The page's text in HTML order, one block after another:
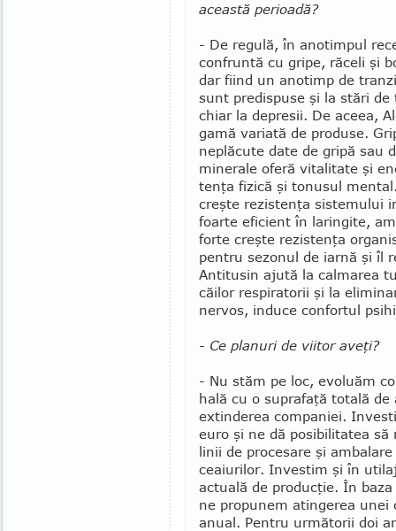
această perioadă?
- De regulă, în anotimpul
con­frun­tă cu gripe, răceli şi
dar fiind un anotimp de
sunt pre­dis­puse şi la stări de
chiar la depre­sii. De aceea,
gamă variată de pro­duse.
neplă­cute date de gripă sau
minerale oferă vi­talitate şi
tenţa fizică şi tonu­sul
creşte re­zis­tenţa sistemului
foarte eficient în la­ringite,
forte creşte rezis­tenţa
pentru sezonul de iarnă şi îl
Antitu­sin ajută la calma­rea
căilor respiratorii şi la
nervos, induce con­fortul
- Ce planuri de viitor aveţi?
- Nu stăm pe loc, evoluăm
hală cu o suprafaţă totală
extinderea companiei.
euro şi ne dă posibi­li­tatea
linii de procesare şi
ceaiurilor. Investim şi în
actuală de producţie. În
ne propunem atingerea unei
anual. Pentru următorii doi